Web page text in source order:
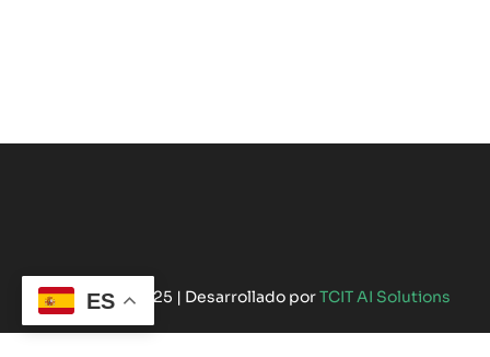
©Copyright 2025 | Desarrollado porTCIT AI Solutions
ES